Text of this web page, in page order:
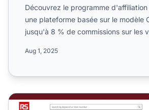
Découvrez le programme
une plateforme basée sur le modèle
jusqu'à 8 % de commissions sur les
Aug 1, 2025
Programme d’affiliation RS